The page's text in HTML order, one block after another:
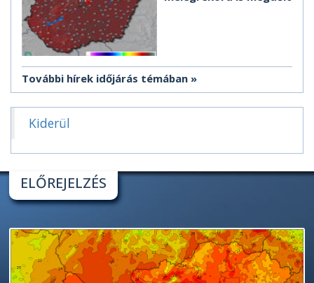
További hírek időjárás témában
Kiderül
ELŐREJELZÉS